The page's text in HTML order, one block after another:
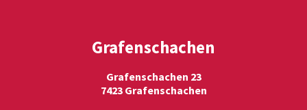
Grafenschachen
Grafenschachen 23
7423 Grafenschachen